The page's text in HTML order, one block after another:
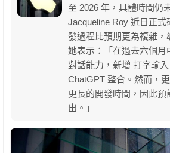
至 2026 年，具體時間仍
Jacqueline Roy 近日正式
發過程比預期更為複雜，
她表示：「在過去六個月
對話能力，新增 打字輸
ChatGPT 整合。然而，
更長的開發時間，因此預
出。」